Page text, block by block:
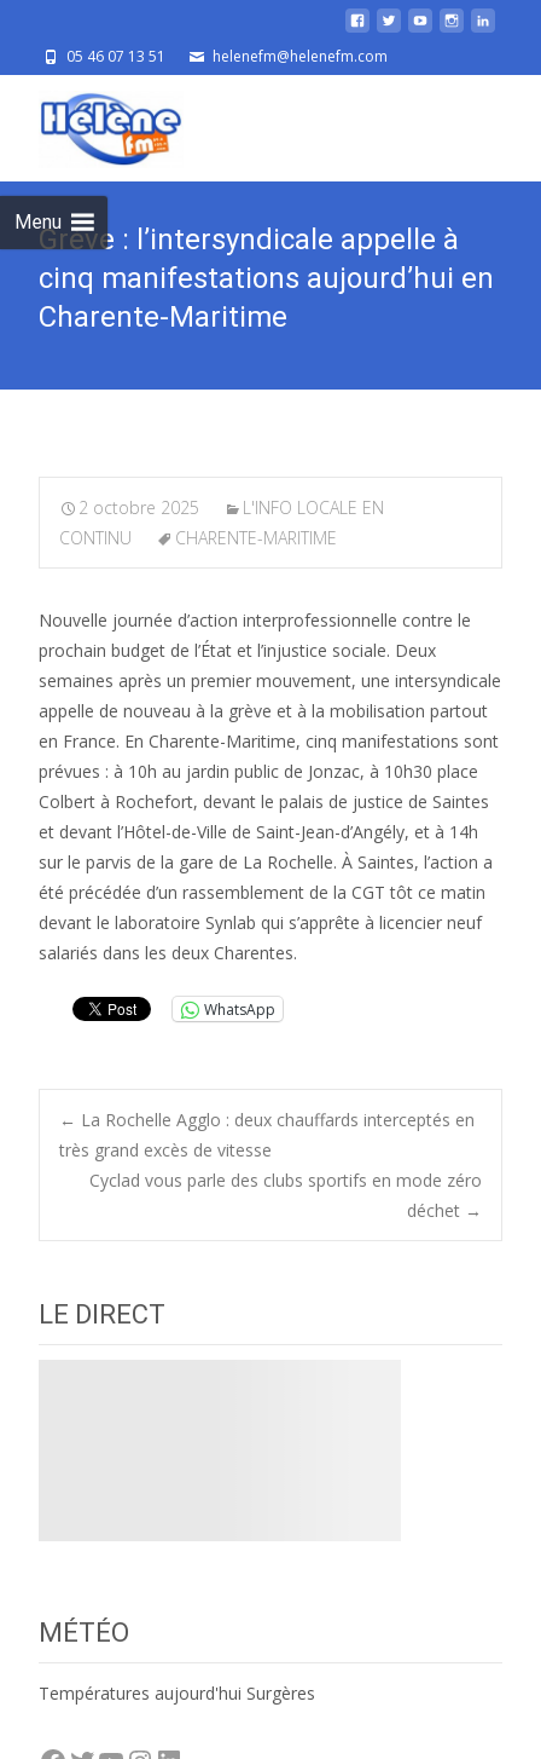
05 46 07 13 51 helenefm@helenefm.com
Menu
Grève : l’intersyndicale appelle à
cinq manifestations aujourd’hui en
Charente-Maritime
2 octobre 2025
L'INFO LOCALE EN
CONTINU
CHARENTE-MARITIME
Nouvelle journée d’action interprofessionnelle contre le
prochain budget de l’État et l’injustice sociale. Deux
semaines après un premier mouvement, une intersyndicale
appelle de nouveau à la grève et à la mobilisation partout
en France. En Charente-Maritime, cinq manifestations sont
prévues : à 10h au jardin public de Jonzac, à 10h30 place
Colbert à Rochefort, devant le palais de justice de Saintes
et devant l’Hôtel-de-Ville de Saint-Jean-d’Angély, et à 14h
sur le parvis de la gare de La Rochelle. À Saintes, l’action a
été précédée d’un rassemblement de la CGT tôt ce matin
devant le laboratoire Synlab qui s’apprête à licencier neuf
salariés dans les deux Charentes.
WhatsApp
Post
navigation
← La Rochelle Agglo : deux chauffards interceptés en
très grand excès de vitesse
Cyclad vous parle des clubs sportifs en mode zéro
déchet →
LE DIRECT
MÉTÉO
Températures aujourd'hui Surgères